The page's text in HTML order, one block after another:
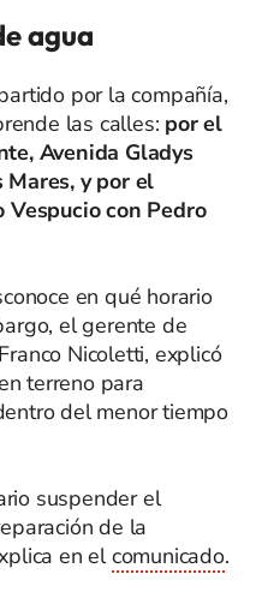
agua
por la compañía,
las calles: por el
Avenida Gladys
Mares, y por el
con Pedro
en qué horario
el gerente de
Nicoletti, explicó
terreno para
del menor tiempo
suspender el
de la
en elcomunicado.